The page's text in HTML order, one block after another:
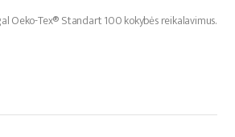
Oeko-Tex® Standart 100 kokybės reikalavimus.